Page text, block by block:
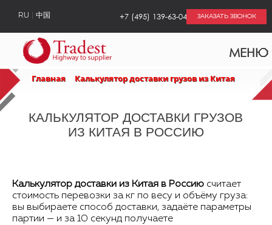
МЕНЮ
RU 中国 ЗАКАЗАТЬ ЗВОНОК
+7 (495) 139-63-04
Главная Калькулятор доставки грузов из Китая
КАЛЬКУЛЯТОР ДОСТАВКИ ГРУЗОВ
ИЗ КИТАЯ В РОССИЮ
Калькулятор доставки из Китая в Россию считает
стоимость перевозки за кг по весу и объёму груза:
вы выбираете способ доставки, задаёте параметры
партии — и за 10 секунд получаете